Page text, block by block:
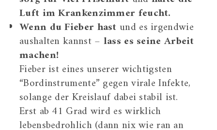
Luft im Krankenzimmer feucht.
Wenn du Fieber hastund es irgendwie
aushalten kannst – lass es seine Arbeit
machen!
Fieber ist eines unserer wichtigsten
“Bordinstrumente” gegen virale Infekte,
solange der Kreislauf dabei stabil ist.
Erst ab 41 Grad wird es wirklich
lebensbedrohlich (dann nix wie ran an